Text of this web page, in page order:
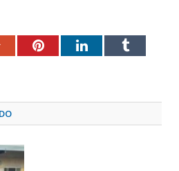
Google+PinterestLinkedInTumblr